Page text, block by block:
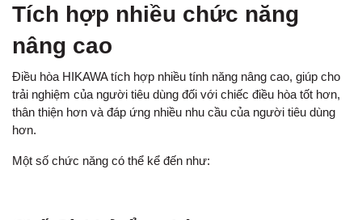
Tích hợp nhiều chức năng
nâng cao
Điều hòa HIKAWA tích hợp nhiều tính năng nâng cao, giúp cho
trải nghiệm của người tiêu dùng đối với chiếc điều hòa tốt hơn,
thân thiện hơn và đáp ứng nhiều nhu cầu của người tiêu dùng
hơn.
Một số chức năng có thể kể đến như: